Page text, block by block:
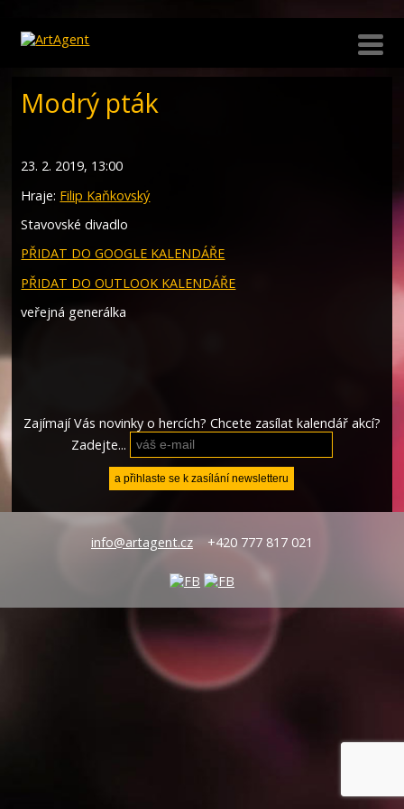
Modrý pták
23. 2. 2019, 13:00
Hraje: Filip Kaňkovský
Stavovské divadlo
PŘIDAT DO GOOGLE KALENDÁŘE
PŘIDAT DO OUTLOOK KALENDÁŘE
veřejná generálka
Zajímají Vás novinky o hercích? Chcete zasílat kalendář akcí?
Zadejte...
info@artagent.cz+420 777 817 021